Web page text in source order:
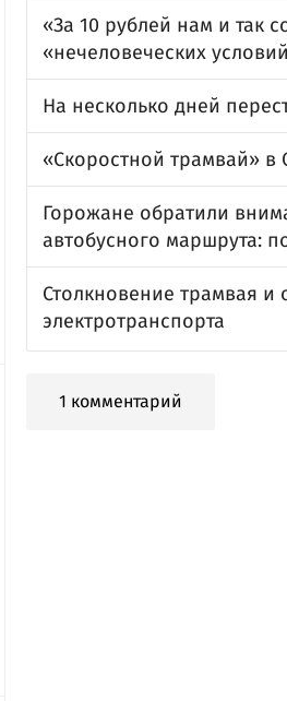
«За 10 рублей нам и так
«нечеловеческих
На несколько дней
«Скоростной трамвай» в
Горожане обратили
автобусного маршрута:
Столкновение трамвая и
электротранспорта
1 комментарий